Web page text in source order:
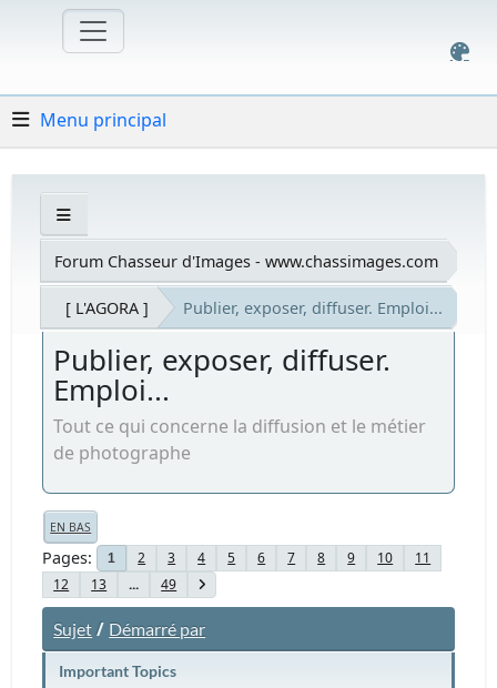
Menu principal
Forum Chasseur d'Images - www.chassimages.com
[ L'AGORA ] Publier, exposer, diffuser. Emploi...
Publier, exposer, diffuser.
Emploi...
Tout ce qui concerne la diffusion et le métier
de photographe
EN BAS
Pages 1 2 3 4 5 6 7 8 9 10
11
12
13 ... 49
Sujet / Démarré par
Important Topics